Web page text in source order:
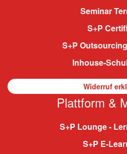
Seminar
S+P
S+P
Inhouse-
Widerruf
Plattform &
S+P Lounge -
S+P E-